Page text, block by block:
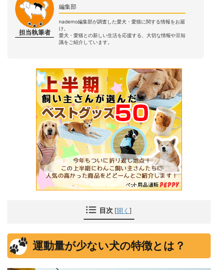
担当執筆者
編集部
nademo編集部が調査した愛犬・愛猫に関する情報をお届
け。
愛犬・愛猫との新しい生活を応援する、大切な情報や豆知
識をご紹介しています。
目次 [開く ]
運動量が少ない犬の特徴とは？